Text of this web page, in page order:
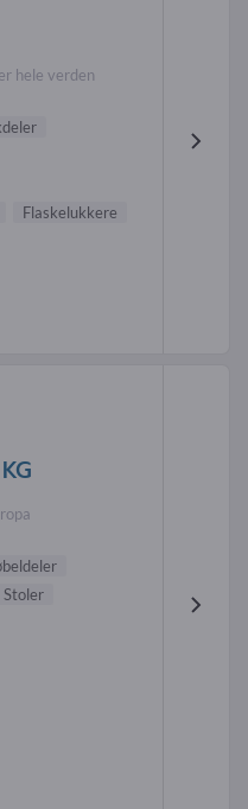
hele verden
Flaskelukkere
Stoler